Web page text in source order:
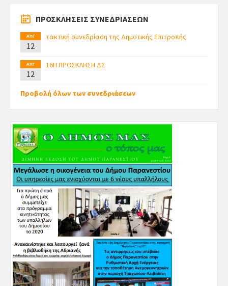
ΠΡΟΣΚΛΗΣΕΙΣ ΣΥΝΕΔΡΙΑΣΕΩΝ
ΑΥΓ
12
τακτική συνεδρίαση της Δημοτικής Επιτροπής
ΑΥΓ
12
16Η ΠΡΟΣΚΛΗΣΗ ΔΣ
Προβολή όλων των συνεδριάσεων